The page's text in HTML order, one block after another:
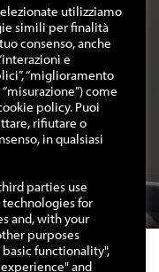
Srl
utilizziamo
simili per finalità
consenso, anche
e
“miglioramento
come
policy. Puoi
rifiutare o
in qualsiasi
parties use
for
and, with your
purposes
functionality",
and